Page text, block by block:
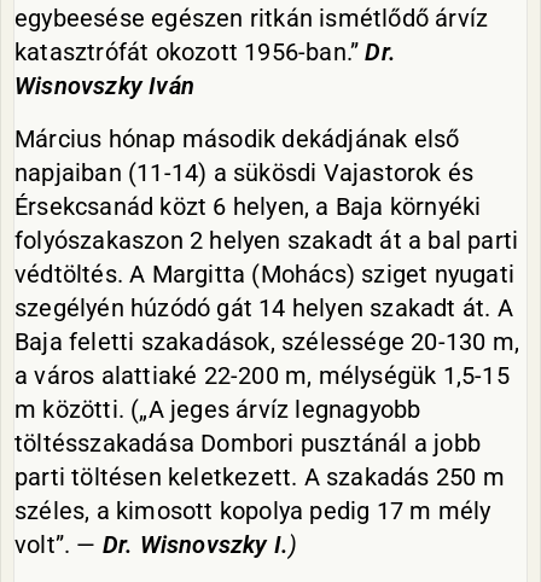
egybeesése egészen ritkán ismétlődő árvíz
katasztrófát okozott 1956-ban.”Dr.
Wisnovszky Iván
Március hónap második dekádjának első
napjaiban (11-14) a sükösdi Vajastorok és
Érsekcsanád közt 6 helyen, a Baja környéki
folyószakaszon 2 helyen szakadt át a bal parti
védtöltés. A Margitta (Mohács) sziget nyugati
szegélyén húzódó gát 14 helyen szakadt át. A
Baja feletti szakadások, szélessége 20-130 m,
a város alattiaké 22-200 m, mélységük 1,5-15
m közötti. („A jeges árvíz legnagyobb
töltésszakadása Dombori pusztánál a jobb
parti töltésen keletkezett. A szakadás 250 m
széles, a kimosott kopolya pedig 17 m mély
volt”. — Dr. Wisnovszky I.)